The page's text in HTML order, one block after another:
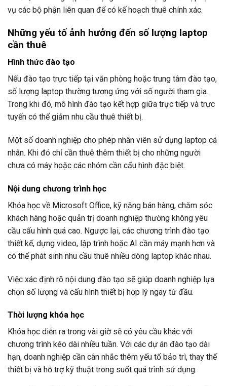
vụ các bộ phận liên quan để có kế hoạch thuê chính xác.
Những yếu tố ảnh hưởng đến số lượng laptop
cần thuê
Hình thức đào tạo
Nếu đào tạo trực tiếp tại văn phòng hoặc trung tâm đào tạo,
số lượng laptop thường tương ứng với số người tham gia.
Trong khi đó, mô hình đào tạo kết hợp giữa trực tiếp và trực
tuyến có thể giảm nhu cầu thuê thiết bị.
Một số doanh nghiệp cho phép nhân viên sử dụng laptop cá
nhân. Khi đó chỉ cần thuê thêm thiết bị cho những người
chưa có máy hoặc các nhóm cần cấu hình đặc biệt.
Nội dung chương trình học
Khóa học về Microsoft Office, kỹ năng bán hàng, chăm sóc
khách hàng hoặc quản trị doanh nghiệp thường không yêu
cầu cấu hình quá cao. Ngược lại, các chương trình đào tạo
thiết kế, dựng video, lập trình hoặc AI cần máy mạnh hơn và
có thể phát sinh nhu cầu thuê nhiều dòng laptop khác nhau.
Việc xác định rõ nội dung đào tạo sẽ giúp doanh nghiệp lựa
chọn số lượng và cấu hình thiết bị hợp lý ngay từ đầu.
Thời lượng khóa học
Khóa học diễn ra trong vài giờ sẽ có yêu cầu khác với
chương trình kéo dài nhiều tuần. Với các dự án đào tạo dài
hạn, doanh nghiệp cần cân nhắc thêm yếu tố bảo trì, thay thế
thiết bị và hỗ trợ kỹ thuật trong suốt quá trình sử dụng.